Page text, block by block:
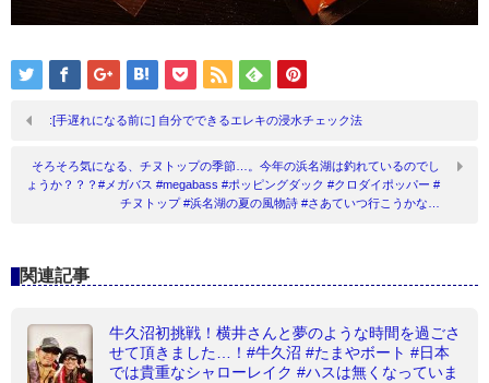
:[手遅れになる前に] 自分でできるエレキの浸水チェック法
そろそろ気になる、チヌトップの季節…。今年の浜名湖は釣れているのでし
ょうか？？？#メガバス #megabass #ポッピングダック #クロダイポッパー #
チヌトップ #浜名湖の夏の風物詩 #さあていつ行こうかな…
関連記事
牛久沼初挑戦！横井さんと夢のような時間を過ごさ
せて頂きました…！#牛久沼 #たまやボート #日本
では貴重なシャローレイク #ハスは無くなっていま